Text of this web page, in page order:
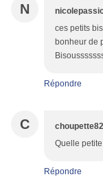
N
ces petits
bonheur de
Répondre
C choupette82
Quelle
Répondre